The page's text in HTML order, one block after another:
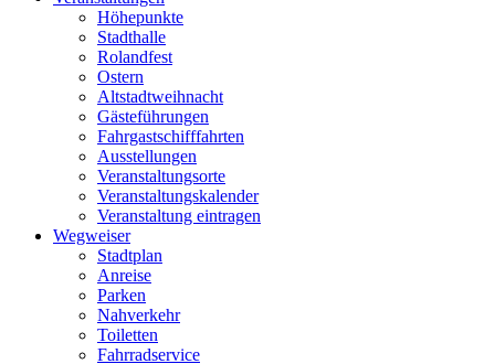
Höhepunkte
Stadthalle
Rolandfest
Ostern
Altstadtweihnacht
Gästeführungen
Fahrgastschifffahrten
Ausstellungen
Veranstaltungsorte
Veranstaltungskalender
Veranstaltung eintragen
Wegweiser
Stadtplan
Anreise
Parken
Nahverkehr
Toiletten
Fahrradservice